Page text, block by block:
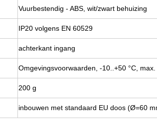
Vuurbestendig - ABS, wit/zwart behuizing
IP20 volgens EN 60529
achterkant ingang
Omgevingsvoorwaarden, -10..+50 °C,
200 g
inbouwen met standaard EU doos (Ø=60